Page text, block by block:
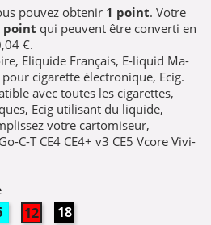
pouvez obtenir 1 point. Votre
point qui peuvent être converti en
€.
Eliquide Français, E-liquid Ma-
cigarette électronique, Ecig.
avec toutes les cigarettes,
Ecig utilisant du liquide,
votre cartomiseur,
C-T CE4 CE4+ v3 CE5 Vcore Vivi-
12mg 18mg